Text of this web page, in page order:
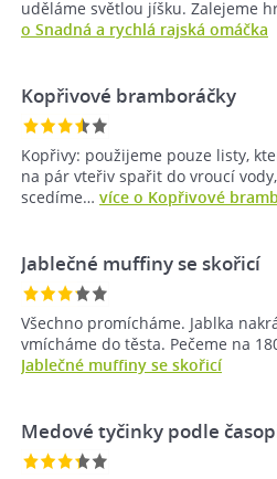
uděláme světlou jíšku. Zalejeme
o Snadná a rychlá rajská omáčka
Kopřivové bramboráčky
Kopřivy: použijeme pouze listy,
na pár vteřiv spařit do vroucí
scedíme… více o Kopřivové
Jablečné muffiny se skořicí
Všechno promícháme. Jablka
vmícháme do těsta. Pečeme na
Jablečné muffiny se skořicí
Medové tyčinky podle